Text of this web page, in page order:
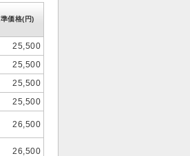
価格(円)
25,500
25,500
25,500
25,500
26,500
26,500